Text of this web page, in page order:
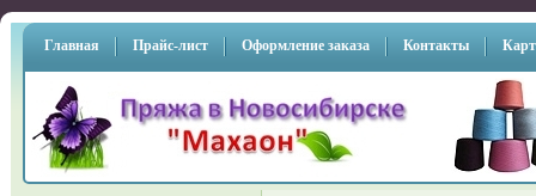
Главная Прайс-лист Оформление заказа Контакты